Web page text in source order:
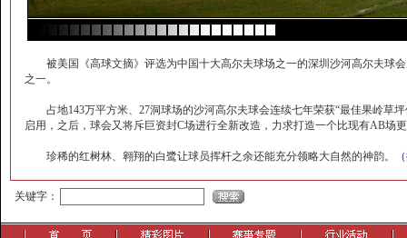
被美国《高球文摘》评选为中国十大高尔夫球场之一的深圳沙河高尔夫球
之一。
占地143万平方米、27洞球场的沙河高尔夫球会连续七年荣获“最佳果岭草坪
启用，之后，球会又将斥巨资封C场进行全新改造，力求打造一个比现有AB场
珍稀的红树林、翱翔的白鹭让球员挥杆之余还能充分领略大自然的神韵。
关键字：